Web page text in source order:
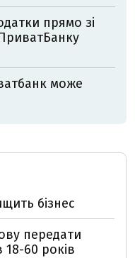
прямо зі
може
бізнес
передати
18-60 років